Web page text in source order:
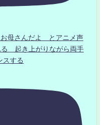
母さんだよ とアニメ声
る 起き上がりながら両手
する